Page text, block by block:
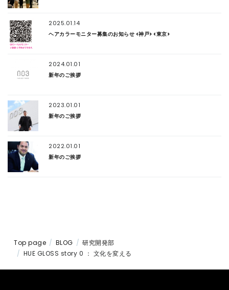
2025.01.14
ヘアカラーモニター募集のお知らせ <神戸> <東京>
2024.01.01
新年のご挨拶
2023.01.01
新年のご挨拶
2022.01.01
新年のご挨拶
Top page BLOG
研究開発部
HUE GLOSS story 0 ： 文化を変える